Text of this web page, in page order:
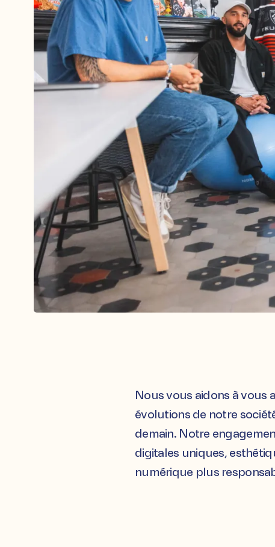
Nous vous aidons à vous
évolutions de notre
demain. Notre
digitales uniques,
numérique plus